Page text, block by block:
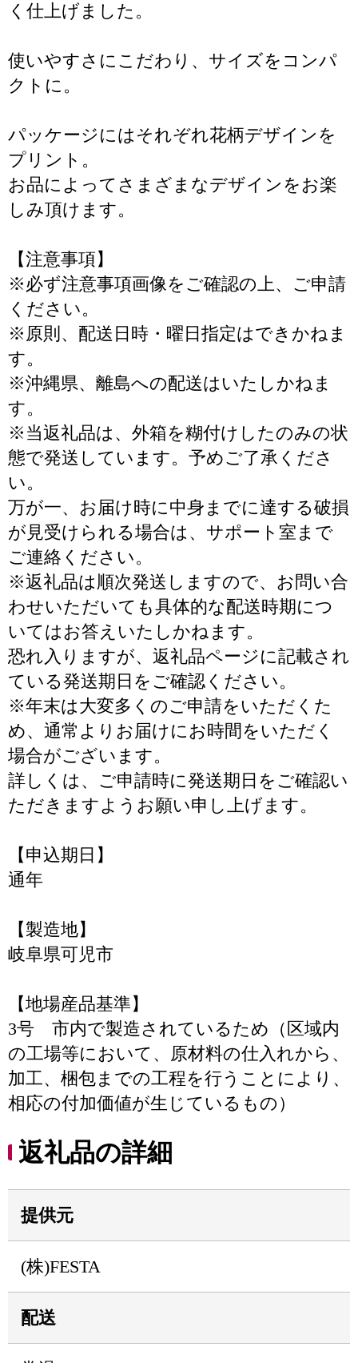
く仕上げました。
使いやすさにこだわり、サイズをコンパ
クトに。
パッケージにはそれぞれ花柄デザインを
プリント。
お品によってさまざまなデザインをお楽
しみ頂けます。
【注意事項】
※必ず注意事項画像をご確認の上、ご申請
ください。
※原則、配送日時・曜日指定はできかねま
す。
※沖縄県、離島への配送はいたしかねま
す。
※当返礼品は、外箱を糊付けしたのみの状
態で発送しています。予めご了承くださ
い。
万が一、お届け時に中身までに達する破損
が見受けられる場合は、サポート室まで
ご連絡ください。
※返礼品は順次発送しますので、お問い合
わせいただいても具体的な配送時期につ
いてはお答えいたしかねます。
恐れ入りますが、返礼品ページに記載され
ている発送期日をご確認ください。
※年末は大変多くのご申請をいただくた
め、通常よりお届けにお時間をいただく
場合がございます。
詳しくは、ご申請時に発送期日をご確認い
ただきますようお願い申し上げます。
【申込期日】
通年
【製造地】
岐阜県可児市
【地場産品基準】
3号 市内で製造されているため（区域内
の工場等において、原材料の仕入れから、
加工、梱包までの工程を行うことにより、
相応の付加価値が生じているもの）
返礼品の詳細
提供元
(株)FESTA
配送